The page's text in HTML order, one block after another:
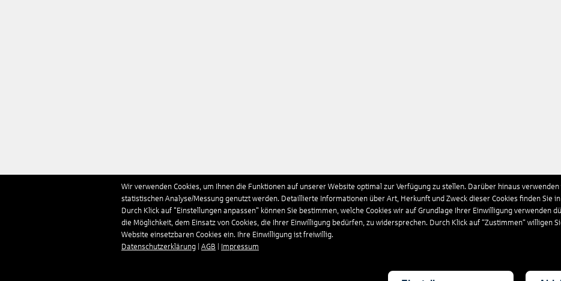
Wir verwenden Cookies, um Ihnen die Funktionen auf unserer Website optimal zur Verfügung zu stellen. Darüber hinaus
statistischen Analyse/Messung genutzt werden. Detaillierte Informationen über Art, Herkunft und Zweck dieser Cookies finden Sie
Durch Klick auf "Einstellungen anpassen" können Sie bestimmen, welche Cookies wir auf Grundlage Ihrer Einwilligung verwenden
die Möglichkeit, dem Einsatz von Cookies, die Ihrer Einwilligung bedürfen, zu widersprechen. Durch Klick auf “Zustimmen“ willigen
Website einsetzbaren Cookies ein. Ihre Einwilligung ist freiwillig.
Datenschutzerklärung
AGB Impressum